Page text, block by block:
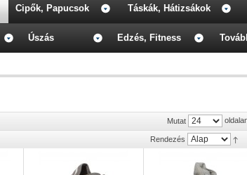
Cipők, Papucsok Táskák, Hátizsákok
Úszás Edzés, Fitness
Mutat
Rendezés